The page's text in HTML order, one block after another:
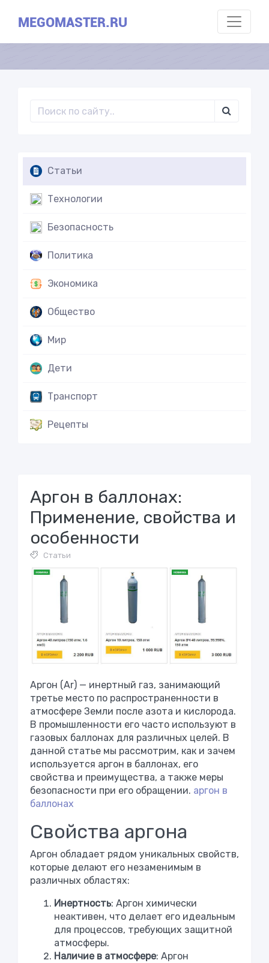
MEGOMASTER.RU
Статьи
Технологии
Безопасность
Политика
Экономика
Общество
Мир
Дети
Транспорт
Рецепты
Аргон в баллонах:
Применение, свойства и
особенности
Статьи
Аргон (Ar) — инертный газ, занимающий
третье место по распространенности в
атмосфере Земли после азота и кислорода.
В промышленности его часто используют в
газовых баллонах для различных целей. В
данной статье мы рассмотрим, как и зачем
используется аргон в баллонах, его
свойства и преимущества, а также меры
безопасности при его обращении. аргон в
баллонах
Свойства аргона
Аргон обладает рядом уникальных свойств,
которые делают его незаменимым в
различных областях:
Инертность: Аргон химически
неактивен, что делает его идеальным
для процессов, требующих защитной
атмосферы.
Наличие в атмосфере: Аргон